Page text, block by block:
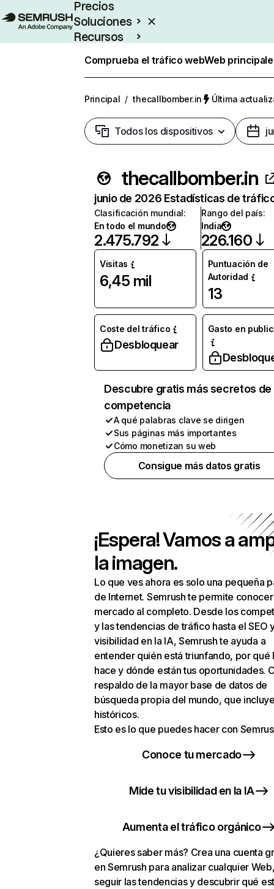
Precios
Soluciones
Recursos
Comprueba el tráfico webWeb
Principal / thecallbomber.in Última
Todos los dispositivos
thecallbomber.in
junio de 2026 Estadísticas de
Clasificación mundial:
En todo el mundo
2.475.792
Rango del país:
India
226.160
Visitas
6,45 mil
Puntuación de
Autoridad
13
Coste del tráfico
Desbloquear
Gasto en
Descubre gratis más secretos de
competencia
A qué palabras clave se dirigen
Sus páginas más importantes
Cómo monetizan su web
Consigue más datos gratis
¡Espera! Vamos a
la imagen.
Lo que ves ahora es solo una pequeña
de Internet. Semrush te permite
mercado al completo. Desde los
y las tendencias de tráfico hasta el SEO
visibilidad en la IA, Semrush te ayuda a
entender quién está triunfando, por qué
hace y dónde están tus oportunidades.
respaldo de la mayor base de datos de
búsqueda propia del mundo, que
históricos.
Esto es lo que puedes hacer con
Conoce tu mercado
Mide tu visibilidad en la IA
Aumenta el tráfico orgánico
¿Quieres saber más? Crea una cuenta
en Semrush para analizar cualquier
seguir las tendencias y descubrir qué